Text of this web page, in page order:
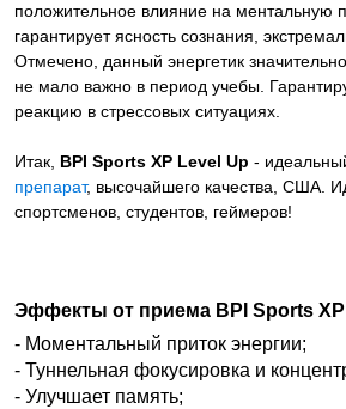
положительное влияние на ментальную
гарантирует ясность сознания,
Отмечено, данный энергетик
не мало важно в период учебы.
реакцию в стрессовых ситуациях.
Итак, BPI Sports XP Level Up -
препарат, высочайшего качества, США.
спортсменов, студентов, геймеров!
Эффекты от приема BPI Sports XP
- Моментальный приток энергии;
- Туннельная фокусировка и
- Улучшает память;